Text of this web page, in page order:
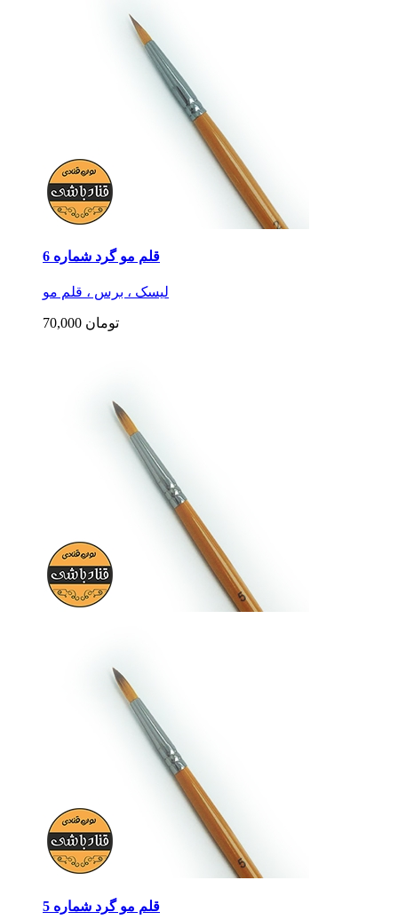
قلم مو گرد شماره 6
لیسک ، برس ، قلم مو
70,000 تومان
قلم مو گرد شماره 5